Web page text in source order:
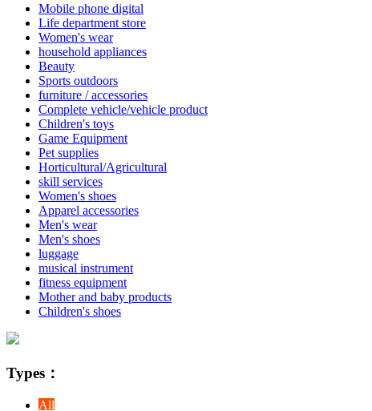
Mobile phone digital
Life department store
Women's wear
household appliances
Beauty
Sports outdoors
furniture / accessories
Complete vehicle/vehicle product
Children's toys
Game Equipment
Pet supplies
Horticultural/Agricultural
skill services
Women's shoes
Apparel accessories
Men's wear
Men's shoes
luggage
musical instrument
fitness equipment
Mother and baby products
Children's shoes
Types：
All